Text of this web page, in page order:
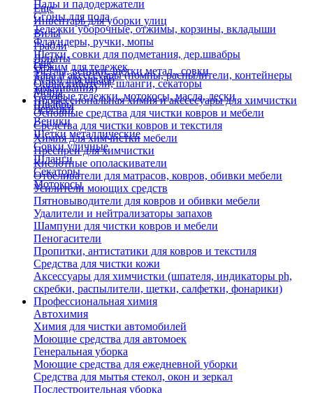
Пады и падодержатели
Сгоны для пола
Тележки уборочные, отжимы, корзины, вкладыши
Флаундеры, ручки, мопы
Щетки, совки для подметания, дер.швабры
Отжим для тележек
Ручки для швабр
Мопы
Швабры
Еще
Инвентарь для уборки улиц
Вилы
Грабли
Лопаты
Метлы, веники, щетки метал., совки
Опрыскиватели, шланги, секаторы
Садовые тележки, мотокосы, масла, лески
Черенки
Веники
Щетки металлические
Совки уличные
Шланги
Секаторы
Мотокосы
Еще
Тара и аксессуары (помпы, распылители, контейнеры
замачивания)
Профессиональная химия и акссесуары для химчистки
Основные средства для чистки ковров и мебели
Средства для чистки ковров и текстиля
Химия для химчистки мебели
Преспреи для химчистки
Кислотные ополаскиватели
Отбеливатели для матрасов, ковров, обивки мебели
Усилители моющих средств
Пятновыводители для ковров и обивки мебели
Удалители и нейтрализаторы запахов
Шампуни для чистки ковров и мебели
Пеногасители
Пропитки, антистатики для ковров и текстиля
Средства для чистки кожи
Аксессуары для химчистки (шпателя, индикаторы ph,
скребки, распылители, щетки, салфетки, фонарики)
Профессиональная химия
Автохимия
Химия для чистки автомобилей
Моющие средства для автомоек
Генеральная уборка
Моющие средства для ежедневной уборки
Средства для мытья стекол, окон и зеркал
Послестроительная уборка